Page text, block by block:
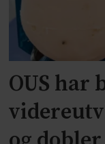
OUS har